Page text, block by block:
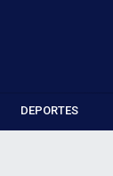
DEPORTES